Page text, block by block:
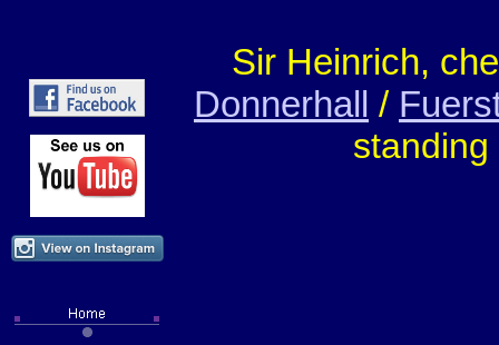
Sir Heinrich,
Donnerhall /
standing